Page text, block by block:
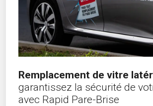
Remplacement de vitre
garantissez la sécurité de
avec Rapid Pare-Brise